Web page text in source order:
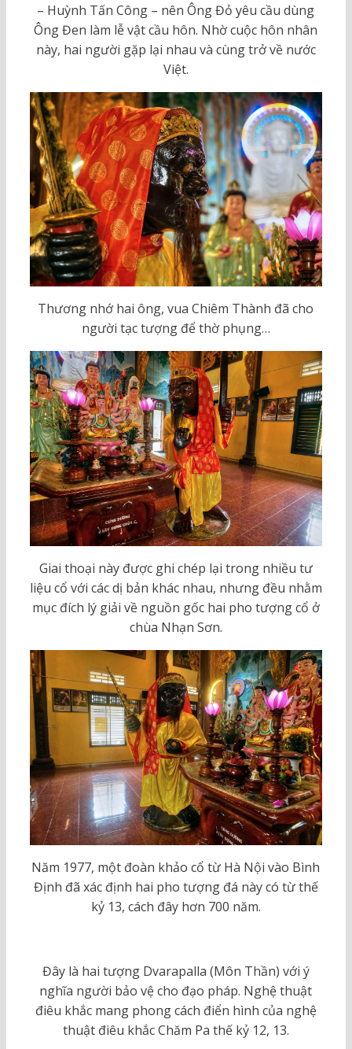
– Huỳnh Tấn Công – nên Ông Đỏ yêu cầu dùng
Ông Đen làm lễ vật cầu hôn. Nhờ cuộc hôn nhân
này, hai người gặp lại nhau và cùng trở về nước
Việt.
Thương nhớ hai ông, vua Chiêm Thành đã cho
người tạc tượng để thờ phụng…
Giai thoại này được ghi chép lại trong nhiều tư
liệu cổ với các dị bản khác nhau, nhưng đều nhằm
mục đích lý giải về nguồn gốc hai pho tượng cổ ở
chùa Nhạn Sơn.
Năm 1977, một đoàn khảo cổ từ Hà Nội vào Bình
Định đã xác định hai pho tượng đá này có từ thế
kỷ 13, cách đây hơn 700 năm.
Đây là hai tượng Dvarapalla (Môn Thần) với ý
nghĩa người bảo vệ cho đạo pháp. Nghệ thuật
điêu khắc mang phong cách điển hình của nghệ
thuật điêu khắc Chăm Pa thế kỷ 12, 13.